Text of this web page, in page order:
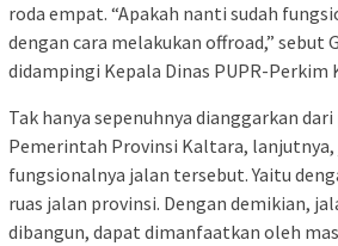
roda empat. “Apakah nanti sudah
dengan cara melakukan offroad,” sebut
didampingi Kepala Dinas PUPR-Perkim
Tak hanya sepenuhnya dianggarkan
Pemerintah Provinsi Kaltara, lanjutnya,
fungsionalnya jalan tersebut. Yaitu
ruas jalan provinsi. Dengan demikian,
dibangun, dapat dimanfaatkan oleh